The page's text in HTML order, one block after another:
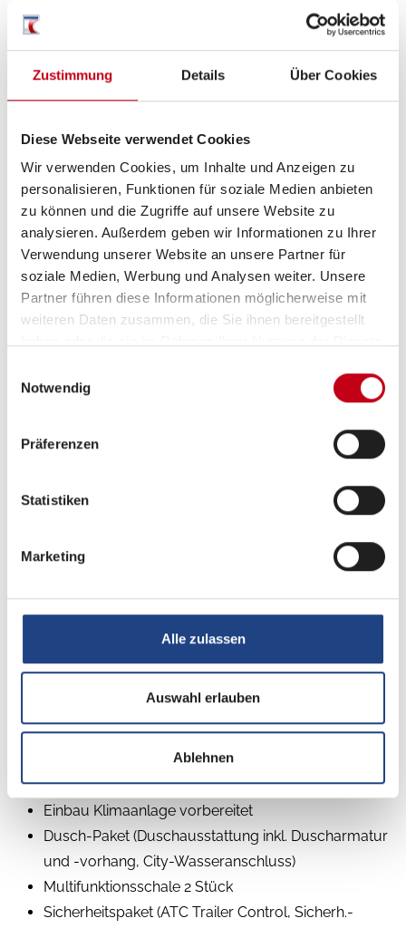
Zustimmung Details Über Cookies
Diese Webseite verwendet Cookies
Wir verwenden Cookies, um Inhalte und Anzeigen zu
personalisieren, Funktionen für soziale Medien anbieten
zu können und die Zugriffe auf unsere Website zu
analysieren. Außerdem geben wir Informationen zu Ihrer
Verwendung unserer Website an unsere Partner für
soziale Medien, Werbung und Analysen weiter. Unsere
Partner führen diese Informationen möglicherweise mit
weiteren Daten zusammen, die Sie ihnen bereitgestellt
Notwendig
Präferenzen
Statistiken
Marketing
Alle zulassen
Auswahl erlauben
Ablehnen
Einzelbett
Infrastruktur WC
Tag
Wohnwelt City Vibes
Breite Wohnraumeingangstüre mit Fenster, einteilig
Elektrische Fußbodenerwärmung
Bettumbau Einzelbetten zu Doppelbett
Einbau Klimaanlage vorbereitet
Dusch-Paket (Duschausstattung inkl. Duscharmatur
und -vorhang, City-Wasseranschluss)
Multifunktionsschale 2 Stück
Sicherheitspaket (ATC Trailer Control, Sicherh.-